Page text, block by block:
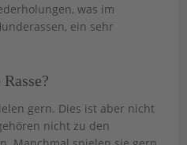
was im
ein sehr
gern. Dies ist aber nicht
nicht zu den